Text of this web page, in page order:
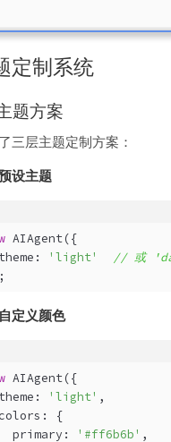
定制系统
题方案
三层主题定制方案：
设主题
AIAgent({
'light'
// 或
定义颜色
AIAgent({
'light' ,
{
primary:
'#ff6b6b'